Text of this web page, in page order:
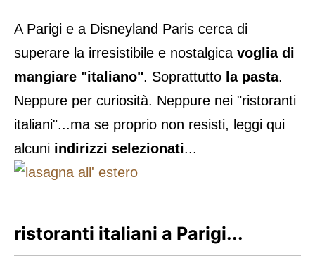
A Parigi e a Disneyland Paris cerca di
superare la irresistibile e nostalgica voglia di
mangiare "italiano". Soprattutto la pasta.
Neppure per curiosità. Neppure nei "ristoranti
italiani"...ma se proprio non resisti, leggi qui
alcuni indirizzi selezionati...
ristoranti italiani a Parigi...